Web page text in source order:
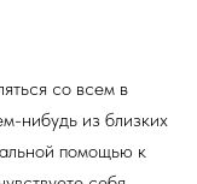
со всем в
нибудь из близких
помощью к